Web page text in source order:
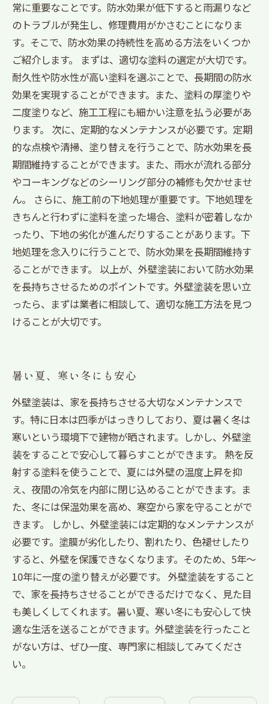
常に重要なことです。防水効果が低下すると雨漏りなど
のトラブルが発生し、修理費用がかさむことになりま
す。そこで、防水効果の持続性を高める方法をいくつか
ご紹介します。 まずは、適切な塗料の選定が大切です。
耐久性や防水性が高い塗料を選ぶことで、長期間の防水
効果を実現することができます。また、塗料の厚塗りや
二度塗りなど、施工工程にも細かい注意を払う必要があ
ります。 次に、定期的なメンテナンスが必要です。定期
的な点検や清掃、塗り替えを行うことで、防水効果を長
期間維持することができます。また、雨水が流れる部分
やコーキングなどのシーリング部分の補修も欠かせませ
ん。 さらに、施工前の下地処理が重要です。下地処理を
きちんと行わずに塗料を塗った場合、塗料が密着しなか
ったり、下地の劣化が進んだりすることがあります。下
地処理を念入りに行うことで、防水効果を長期間維持す
ることができます。 以上が、外壁塗装において防水効果
を長持ちさせるためのポイントです。外壁塗装を思い立
ったら、まずは業者に相談して、適切な施工方法を見つ
けることが大切です。
暑い夏、寒い冬にも安心
外壁塗装は、家を長持ちさせる大切なメンテナンスで
す。特に日本は四季がはっきりしており、夏は暑く冬は
寒いという環境下で建物が晒されます。しかし、外壁塗
装をすることで安心して暮らすことができます。 熱を反
射する塗料を使うことで、夏には外壁の温度上昇を抑
え、夜間の冷気を内部に閉じ込めることができます。ま
た、冬には保温効果を高め、寒空から家を守ることがで
きます。 しかし、外壁塗装には定期的なメンテナンスが
必要です。塗膜が劣化したり、割れたり、色褪せしたり
すると、外壁を保護できなくなります。そのため、5年〜
10年に一度の塗り替えが必要です。 外壁塗装をすること
で、家を長持ちさせることができるだけでなく、見た目
も美しくしてくれます。暑い夏、寒い冬にも安心して快
適な生活を送ることができます。外壁塗装を行ったこと
がない方は、ぜひ一度、専門家に相談してみてくださ
い。